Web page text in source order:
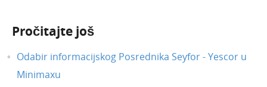
Paušalni obrtnici u programu Minimax
Minimax i AdeoPOS
Kako dodati 2D barkod na račun (video)
Pročitajte još
Odabir informacijskog Posrednika Seyfor - Yescor u
Minimaxu